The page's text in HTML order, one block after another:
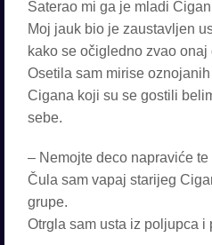
Saterao mi ga je mladi
Moj jauk bio je zaustavljen
kako se očigledno zvao onaj
Osetila sam mirise
Cigana koji su se gostili
sebe.
– Nemojte deco napraviće te
Čula sam vapaj starijeg
grupe.
Otrgla sam usta iz poljupca i